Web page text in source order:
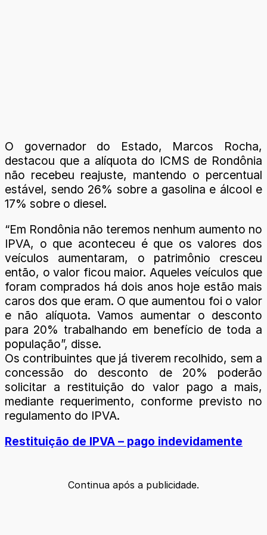
O governador do Estado, Marcos Rocha,
destacou que a alíquota do ICMS de Rondônia
não recebeu reajuste, mantendo o percentual
estável, sendo 26% sobre a gasolina e álcool e
17% sobre o diesel.
“Em Rondônia não teremos nenhum aumento no
IPVA, o que aconteceu é que os valores dos
veículos aumentaram, o patrimônio cresceu
então, o valor ficou maior. Aqueles veículos que
foram comprados há dois anos hoje estão mais
caros dos que eram. O que aumentou foi o valor
e não alíquota. Vamos aumentar o desconto
para 20% trabalhando em benefício de toda a
população”, disse.
Os contribuintes que já tiverem recolhido, sem a
concessão do desconto de 20% poderão
solicitar a restituição do valor pago a mais,
mediante requerimento, conforme previsto no
regulamento do IPVA.
Restituição de IPVA – pago indevidamente
Continua após a publicidade.